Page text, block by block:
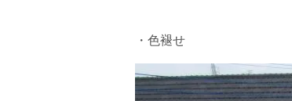
・色褪せ